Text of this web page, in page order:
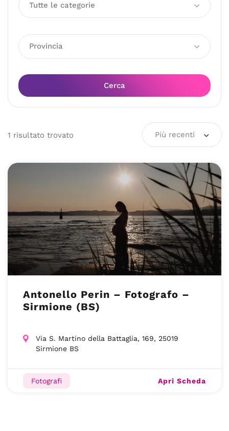
Tutte le categorie
Provincia
Cerca
1 risultato trovato Più recenti
Antonello Perin – Fotografo –
Sirmione (BS)
Via S. Martino della Battaglia, 169, 25019
Sirmione BS
Fotografi Apri Scheda